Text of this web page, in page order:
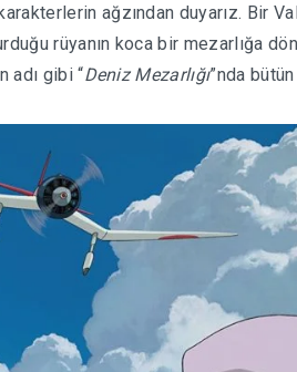
ağzından duyarız. Bir
rüyanın koca bir mezarlığa
adı gibi “Deniz Mezarlığı”nda